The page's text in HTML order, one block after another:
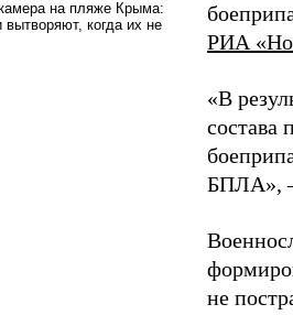
РИА
«В
состава
БПЛА»,
не